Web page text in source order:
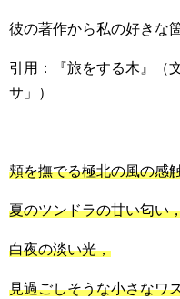
彼の著作から私の好きな
引用：『旅をする木』（
サ」）
頬を撫でる極北の風の感
夏のツンドラの甘い匂い
白夜の淡い光，
見過ごしそうな小さなワ